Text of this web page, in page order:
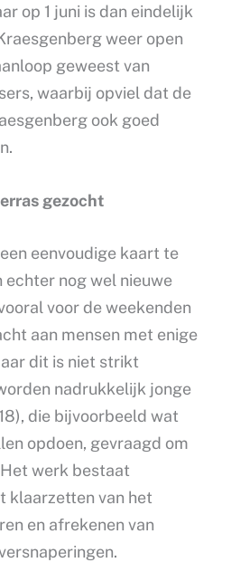
op 1 juni is dan eindelijk
weer open
geweest van
waarbij opviel dat de
ook goed
gezocht
eenvoudige kaart te
echter nog wel nieuwe
voor de weekenden
aan mensen met enige
dit is niet strikt
nadrukkelijk jonge
die bijvoorbeeld wat
opdoen, gevraagd om
werk bestaat
klaarzetten van het
en afrekenen van